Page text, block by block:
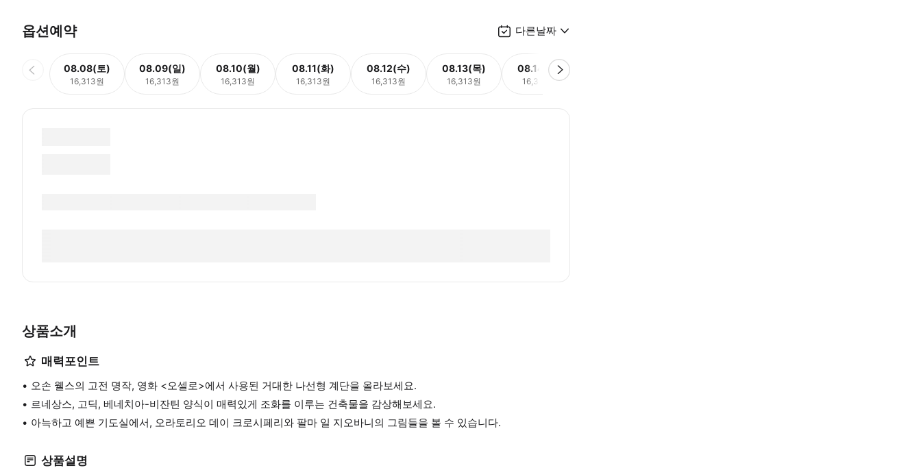
옵션예약 다른날짜
08.08(토)
16,313원
08.09(일)
16,313원
08.10(월)
16,313원
08.11(화)
16,313원
08.12(수)
16,313원
08.13(목)
16,313원
08.14(금)
16,313원
상품소개
매력포인트
오손 웰스의 고전 명작, 영화 <오셀로>에서 사용된 거대한 나선형 계단을 올라보세요.
르네상스, 고딕, 베네치아-비잔틴 양식이 매력있게 조화를 이루는 건축물을 감상해보세요.
아늑하고 예쁜 기도실에서, 오라토리오 데이 크로시페리와 팔마 일 지오바니의 그림들을 볼 수 있습니다.
상품설명